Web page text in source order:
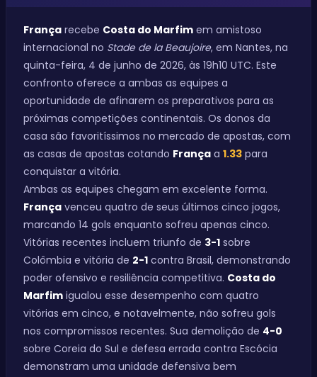
França recebe Costa do Marfim em amistoso
internacional no Stade de la Beaujoire, em Nantes, na
quinta-feira, 4 de junho de 2026, às 19h10 UTC. Este
confronto oferece a ambas as equipes a
oportunidade de afinarem os preparativos para as
próximas competições continentais. Os donos da
casa são favoritíssimos no mercado de apostas, com
as casas de apostas cotando França a 1.33 para
conquistar a vitória.
Ambas as equipes chegam em excelente forma.
França venceu quatro de seus últimos cinco jogos,
marcando 14 gols enquanto sofreu apenas cinco.
Vitórias recentes incluem triunfo de 3-1 sobre
Colômbia e vitória de 2-1 contra Brasil, demonstrando
poder ofensivo e resiliência competitiva. Costa do
Marfim igualou esse desempenho com quatro
vitórias em cinco, e notavelmente, não sofreu gols
nos compromissos recentes. Sua demolição de 4-0
sobre Coreia do Sul e defesa errada contra Escócia
demonstram uma unidade defensiva bem